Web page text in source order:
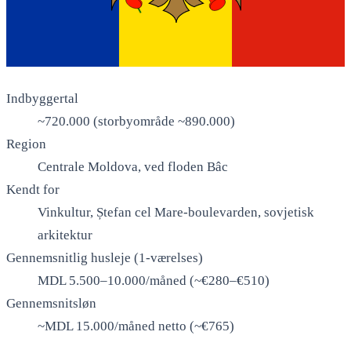
Indbyggertal
~720.000 (storbyområde ~890.000)
Region
Centrale Moldova, ved floden Bâc
Kendt for
Vinkultur, Ștefan cel Mare-boulevarden, sovjetisk
arkitektur
Gennemsnitlig husleje (1-værelses)
MDL 5.500–10.000/måned (~€280–€510)
Gennemsnitsløn
~MDL 15.000/måned netto (~€765)